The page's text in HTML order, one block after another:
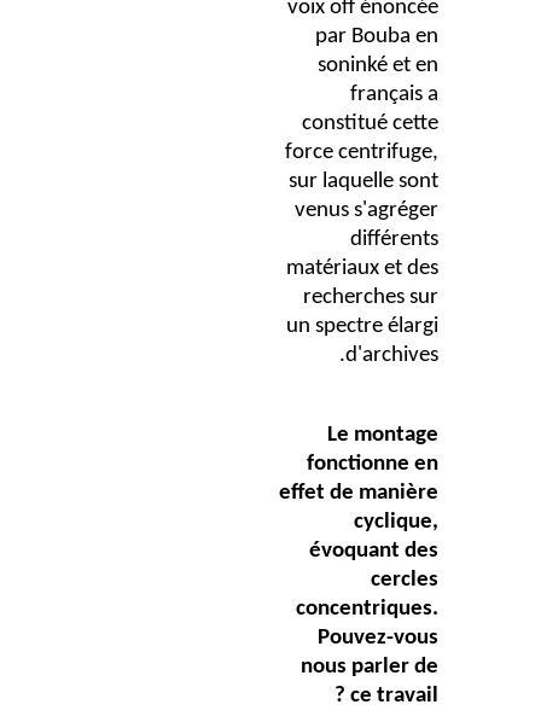
voix off énoncée
par Bouba en
soninké et en
français a
constitué cette
force centrifuge,
sur laquelle sont
venus s'agréger
différents
matériaux et des
recherches sur
un spectre élargi
d'archives.
Le montage
fonctionne en
effet de manière
cyclique,
évoquant des
cercles
concentriques.
Pouvez-vous
nous parler de
ce travail ?